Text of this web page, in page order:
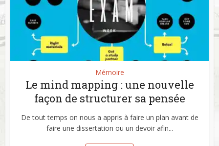
Mémoire
Le mind mapping : une nouvelle
façon de structurer sa pensée
De tout temps on nous a appris à faire un plan avant de
faire une dissertation ou un devoir afin...